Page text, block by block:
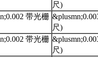
尺)
带光栅
尺)
带光栅
尺)